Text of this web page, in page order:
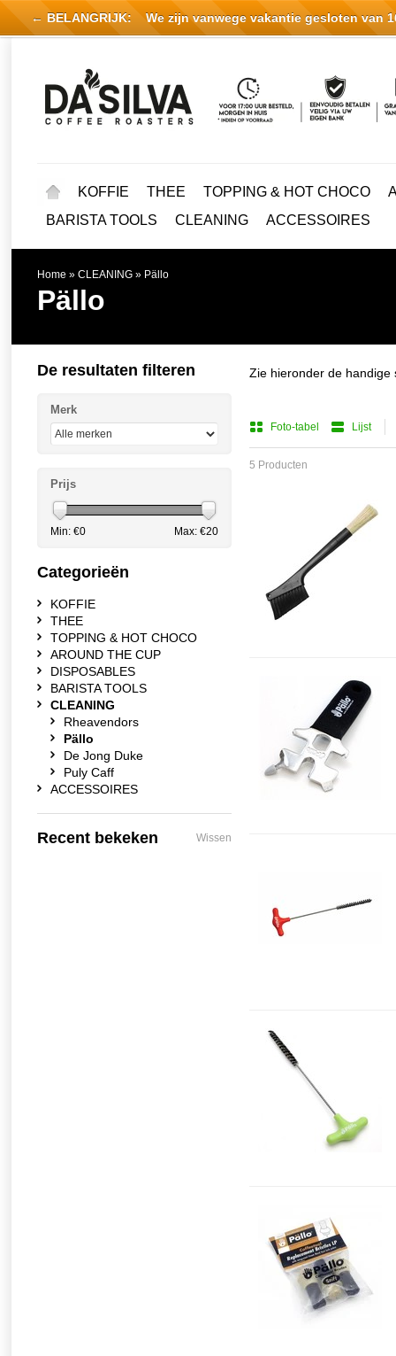
KOFFIE THEE TOPPING & HOT CHOCO
BARISTA TOOLS
CLEANING ACCESSOIRES
Home » CLEANING » Pällo
Pällo
Zie hieronder de
Foto-tabel Lijst
5 Producten
De resultaten filteren
Merk
Prijs
Min: €0 Max: €20
Categorieën
KOFFIE
THEE
TOPPING & HOT CHOCO
AROUND THE CUP
DISPOSABLES
BARISTA TOOLS
CLEANING
Rheavendors
Pällo
De Jong Duke
Puly Caff
ACCESSOIRES
Recent bekeken Wissen
← BELANGRIJK: We zijn vanwege vakantie gesloten van